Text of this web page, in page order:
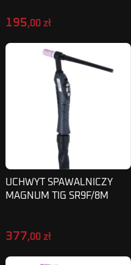
195,00 zł
UCHWYT SPAWALNICZY
MAGNUM TIG SR9F/8M
377,00 zł